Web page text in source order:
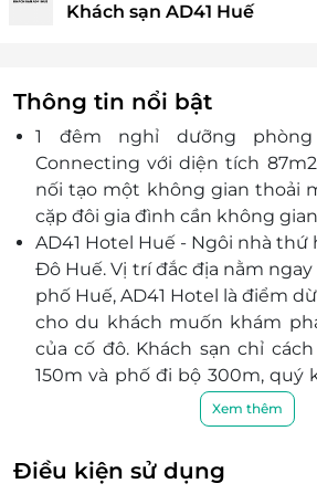
Khách sạn AD41 Huế
Thông tin nổi bật
1 đêm nghỉ dưỡng phòng
Connecting với diện tích
nối tạo một không gian thoải
cặp đôi gia đình cần không
AD41 Hotel Huế - Ngôi nhà thứ
Đô Huế. Vị trí đắc địa nằm
phố Huế, AD41 Hotel là điểm
cho du khách muốn khám
của cố đô. Khách sạn chỉ
150m và phố đi bộ 300m, quý
chuyển đến các địa điểm du
Phòng nghỉ sang trọng gồm
5 hạng phòng khác nhau, đều
thất hiện đại, tiện nghi cao cấp
Xem thêm
Điều kiện sử dụng